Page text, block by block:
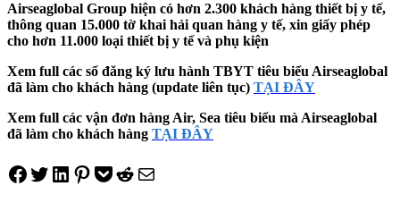
Airseaglobal Group hiện có hơn 2.300 khách hàng thiết bị y tế,
thông quan 15.000 tờ khai hải quan hàng y tế, xin giấy phép
cho hơn 11.000 loại thiết bị y tế và phụ kiện
Xem full các số đăng ký lưu hành TBYT tiêu biểu Airseaglobal
đã làm cho khách hàng (update liên tục) TẠI ĐÂY
Xem full các vận đơn hàng Air, Sea tiêu biểu mà Airseaglobal
đã làm cho khách hàng TẠI ĐÂY
Share on Facebook
Tweet on Twitter
Share on LinkedIn
Pin on Pinterest
Save to pocket
Share on Reddit
Share via Email